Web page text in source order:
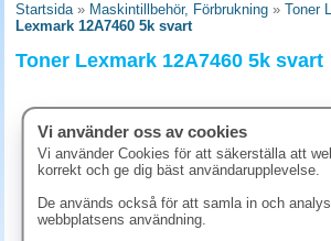
Startsida» Maskintillbehör, Förbrukning » Toner
Lexmark 12A7460 5k svart
Toner Lexmark 12A7460 5k svart
Vi använder oss av cookies
Vi använder Cookies för att säkerställa att
korrekt och ge dig bäst användarupplevelse.
De används också för att samla in och
webbplatsens användning.